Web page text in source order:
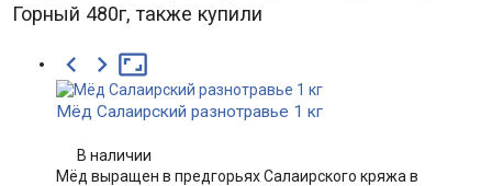
Горный 480г, также купили
  
Мёд Салаирский разнотравье 1 кг
В наличии
Мёд выращен в предгорьях Салаирского кряжа в